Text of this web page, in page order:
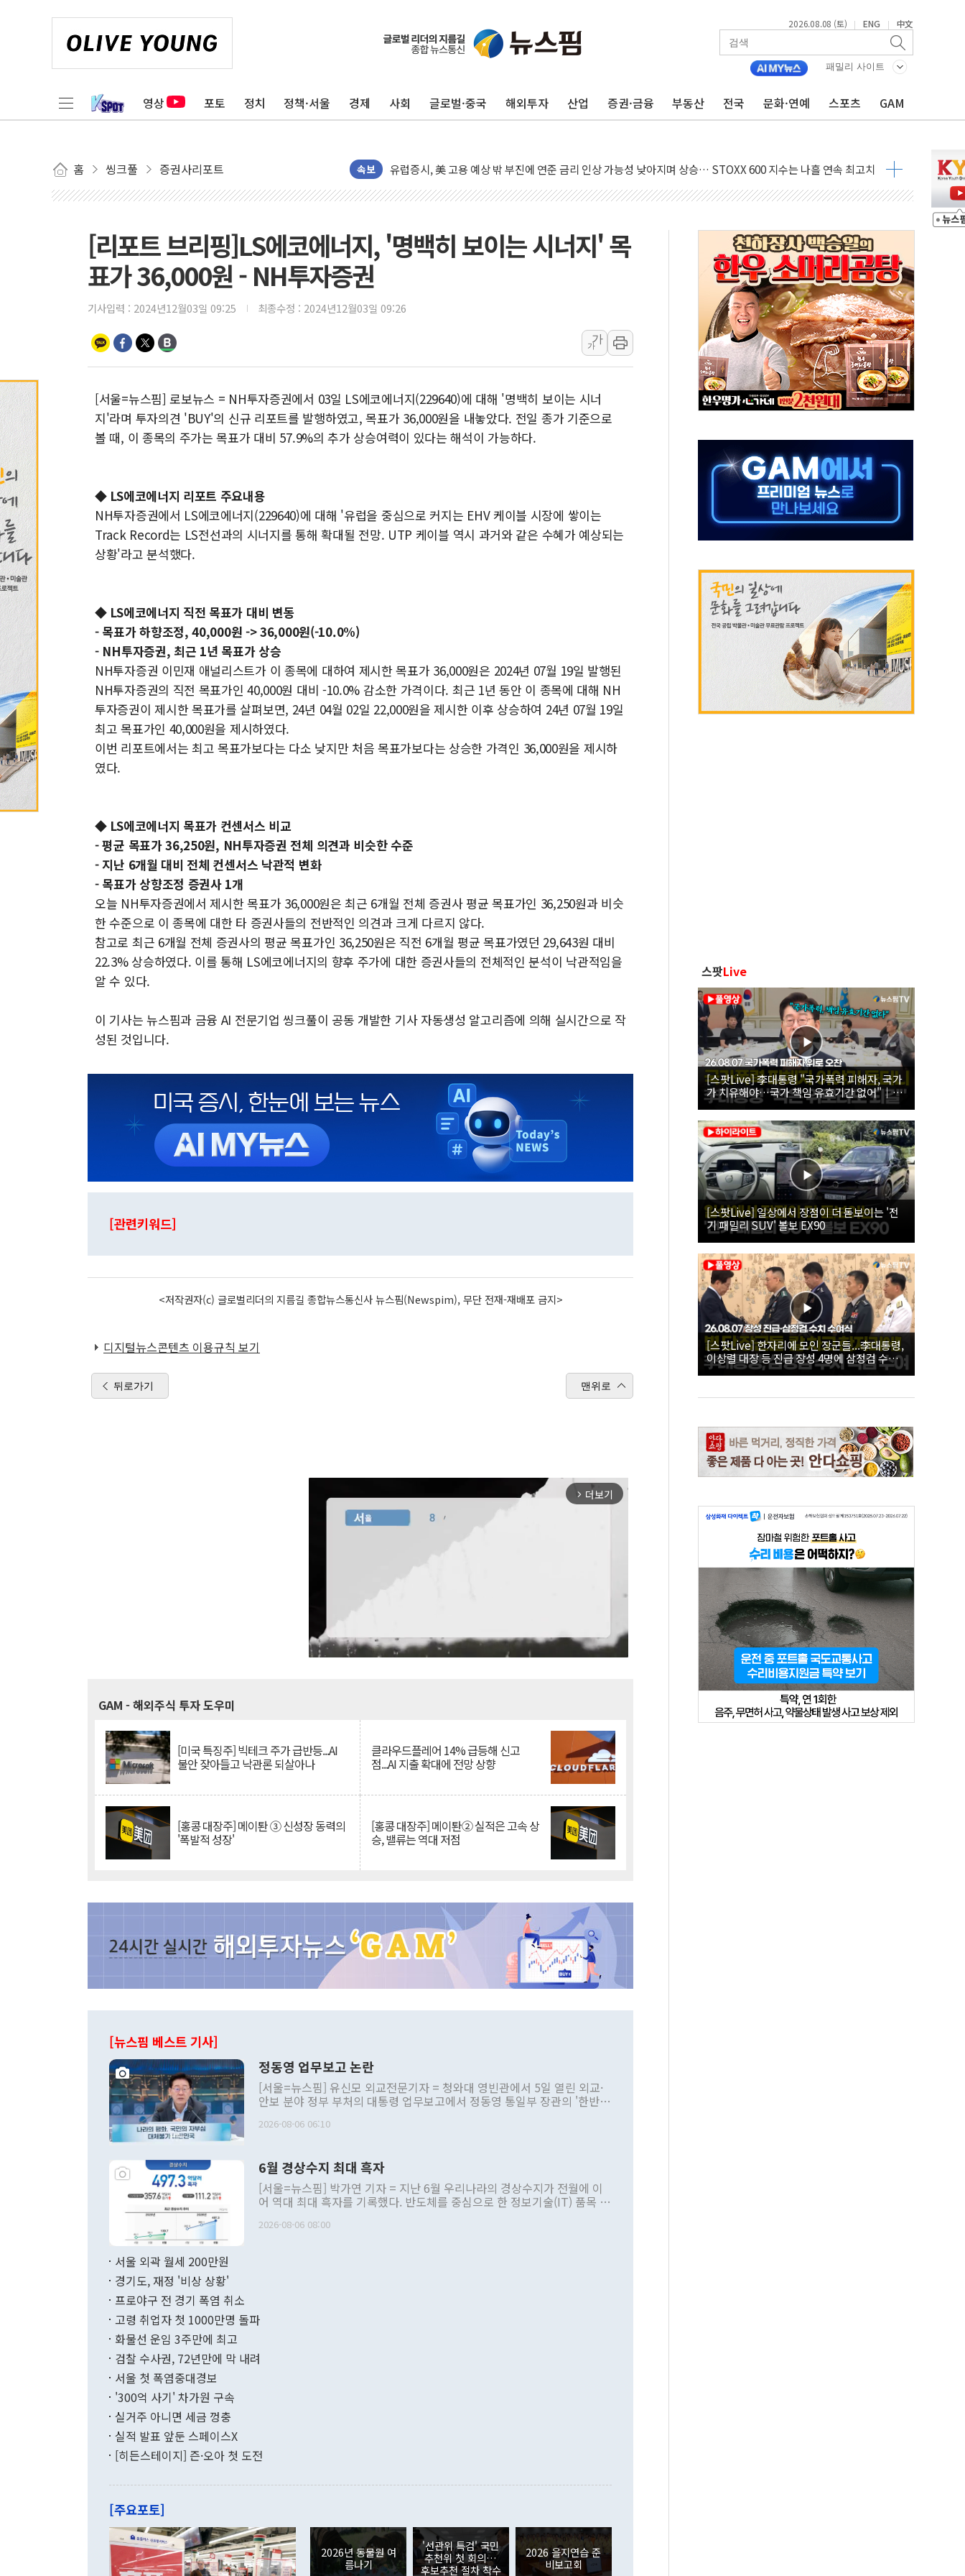
2026.08.08 (토) | ENG | 中文
패밀리 사이트
영상 포토 정치 정책·서울 경제 사회 글로벌·중국 해외투자 산업 증권·금융 부동산 전국 문화·연예 스포츠 GAM
홈 씽크풀 증권사리포트 속보
10월 보완수사권 폐지·공소청 출범…피해자들 '범죄 사각지대' 우려
뉴욕증시, 고용 쇼크에 금리 인상 우려 후퇴…S&P500 최고치
미 연준 매파 기세 꺾이나…고용 감소에 9월 동결 전망 우세
[종합] 이슬람 수니파 3국, '공동방위협정' 체결… 이스라엘·이란 위협에 맞설 자체 억지력 강화
美 항소법원, 백악관 무도회장 공사 중단 명령…트럼프 제동
이란 핵심 원유 수출항 '하르그섬', 최근 1주일 이상 '올스톱'… 美 해상봉쇄 영향
[AI MY 뉴스] 뉴욕 반도체주 프리뷰...美 고용 쇼크에 반도체주 '활짝'
뉴욕증시 프리뷰, 美 고용 쇼크에 금리 인상 우려 후퇴…나스닥 선물 1%대 상승
[종합] 美 7월 고용 2만3000명 감소 '쇼크'…9월 금리 인상 기대 후퇴
[사진] 이슬람 수니파 3개국, 공동방위협정 체결
뉴욕증시 개장 전 특징주...아틀라시안·클라우드플레어·태양광주↑ VS 트레이드데스크·웬디스↓
보훈부, 미 DPAA와 MOU… "6·25 미군 실종자 7359명 끝까지 찾겠다"
트럼프 "금리 내려야"…파월 때와 달리 워시엔 톤 낮춰
[리포트 브리핑]LS에코에너지, '명백히 보이는 시너지' 목
표가 36,000원 - NH투자증권
기사입력 : 2024년12월03일 09:25 최종수정 : 2024년12월03일 09:26
가
가
[서울=뉴스핌] 로보뉴스 = NH투자증권에서 03일 LS에코에너지(229640)에 대해 '명백히 보이는 시너
지'라며 투자의견 'BUY'의 신규 리포트를 발행하였고, 목표가 36,000원을 내놓았다. 전일 종가 기준으로
볼 때, 이 종목의 주가는 목표가 대비 57.9%의 추가 상승여력이 있다는 해석이 가능하다.
◆ LS에코에너지 리포트 주요내용
NH투자증권에서 LS에코에너지(229640)에 대해 '유럽을 중심으로 커지는 EHV 케이블 시장에 쌓이는
Track Record는 LS전선과의 시너지를 통해 확대될 전망. UTP 케이블 역시 과거와 같은 수혜가 예상되는
상황'라고 분석했다.
◆ LS에코에너지 직전 목표가 대비 변동
- 목표가 하향조정, 40,000원 -> 36,000원(-10.0%)
- NH투자증권, 최근 1년 목표가 상승
NH투자증권 이민재 애널리스트가 이 종목에 대하여 제시한 목표가 36,000원은 2024년 07월 19일 발행된
NH투자증권의 직전 목표가인 40,000원 대비 -10.0% 감소한 가격이다. 최근 1년 동안 이 종목에 대해 NH
투자증권이 제시한 목표가를 살펴보면, 24년 04월 02일 22,000원을 제시한 이후 상승하여 24년 07월 19일
최고 목표가인 40,000원을 제시하였다.
이번 리포트에서는 최고 목표가보다는 다소 낮지만 처음 목표가보다는 상승한 가격인 36,000원을 제시하
였다.
◆ LS에코에너지 목표가 컨센서스 비교
- 평균 목표가 36,250원, NH투자증권 전체 의견과 비슷한 수준
- 지난 6개월 대비 전체 컨센서스 낙관적 변화
- 목표가 상향조정 증권사 1개
오늘 NH투자증권에서 제시한 목표가 36,000원은 최근 6개월 전체 증권사 평균 목표가인 36,250원과 비슷
한 수준으로 이 종목에 대한 타 증권사들의 전반적인 의견과 크게 다르지 않다.
참고로 최근 6개월 전체 증권사의 평균 목표가인 36,250원은 직전 6개월 평균 목표가였던 29,643원 대비
22.3% 상승하였다. 이를 통해 LS에코에너지의 향후 주가에 대한 증권사들의 전체적인 분석이 낙관적임을
알 수 있다.
이 기사는 뉴스핌과 금융 AI 전문기업 씽크풀이 공동 개발한 기사 자동생성 알고리즘에 의해 실시간으로 작
성된 것입니다.
[관련키워드]
<저작권자(c) 글로벌리더의 지름길 종합뉴스통신사 뉴스핌(Newspim), 무단 전재-재배포 금지>
디지털뉴스콘텐츠 이용규칙 보기
뒤로가기 맨위로
arrow_forward_ios 더보기
GAM - 해외주식 투자 도우미
[미국 특징주] 빅테크 주가 급반등...AI
불안 잦아들고 낙관론 되살아나
클라우드플레어 14% 급등해 신고
점...AI 지출 확대에 전망 상향
[홍콩 대장주] 메이퇀 ③ 신성장 동력의
'폭발적 성장'
[홍콩 대장주] 메이퇀② 실적은 고속 상
승, 밸류는 역대 저점
[뉴스핌 베스트 기사]
정동영 업무보고 논란
[서울=뉴스핌] 유신모 외교전문기자 = 청와대 영빈관에서 5일 열린 외교·
안보 분야 정부 부처의 대통령 업무보고에서 정동영 통일부 장관의 '한반도
발언 중에는 정부 내 조율을 거치지 않은 사안을 정책으로 추진하겠다고 공
주의적 희망에 근거한 비현실적 구상'이라는 비판을 내놨다. 그동안 정 장
관의 대북 정책 관련 발언이 물의를 빚은 적은 여러 번 있지만 대통령과 유
관 부처 장관이 공개적으로 부정적 입장을 표명한 것은 이례적이다. 정 장
관의 무리한 대북 접근법과 월권을 제어해야 한다는 목소리도 높아지고 있
다. [정동영 통일부 장관이 지난달 23일 오후 서울 종로구 정부서울청사에
무너졌다고도 했다. 또 "현 시점에서 흘러간 선(先)비핵화만 되뇌는 것은
함께 4자 대화의 동력을 확보하기 위해 최선을 다할 것"이라고 말했다. 하
"우리의 선의대로 하는 게 과연 한반도의 평화와 안정에 플러스냐, 결론적
관은 업무보고 사후 브리핑에서 정 장관이 언급한 '4자 회담'에 대해 "이상
이 9월 러시아 블라디보스토크에서 열리는 '동방경제포럼(EEF)'을 언급하
며 "정부 차원에서 (참석을) 검토하고 있다"고 발언한 데 대해서도 조 장관
은 "그것은 외교부의 몫"이라며 "아직 거기까지 진도가 나가지 않았다"고
잘랐다. 정 장관이 이날 소개한 대북 구상과 설명은 정부 내 조율을 거치지
2026-08-06 06:10
6월 경상수지 최대 흑자
[서울=뉴스핌] 박가연 기자 = 지난 6월 우리나라의 경상수지가 전월에 이
어 역대 최대 흑자를 기록했다. 반도체를 중심으로 한 정보기술(IT) 품목 수
료=한국은행] 한국은행이 6일 발표한 '2026년 6월 국제수지(잠정)'에 따르
며 월간 기준 처음으로 1000억달러를 넘어섰다. 상품수입은 644억8000만
196.9% 급증했고 컴퓨터·주변기기(SSD)는 282.7% 증가했다. IT 품목
수출은 160.4% 늘었으며 비IT 품목도 ▲석유제품(47.5%) ▲화공품
기록했지만 지식재산권사용료수지는 전월 흑자에서 4억4000만달러 적자
로 전환됐다. 본원소득수지는 배당소득을 중심으로 32억7000만달러 흑자
는 배당수입이 늘어난 데다 전월 분기배당에 따른 기저효과로 배당지급이
였던 올해 3월(369억9000만달러)을 넘어선 것이다. 직접투자에서는 내국
인의 해외투자가 80억1000만달러, 외국인의 국내투자가 46억3000만달러
각각 증가했다. 증권투자에서는 외국인의 국내 주식 매도세가 이어졌다. 외
국인의 국내 주식 투자는 차익실현 매도 등의 영향으로 316억1000만달러
2026-08-06 08:00
서울 외곽 월세 200만원
경기도, 재정 '비상 상황'
프로야구 전 경기 폭염 취소
고령 취업자 첫 1000만명 돌파
화물선 운임 3주만에 최고
검찰 수사권, 72년만에 막 내려
서울 첫 폭염중대경보
'300억 사기' 차가원 구속
실거주 아니면 세금 껑충
실적 발표 앞둔 스페이스X
[히든스테이지] 즌·오아 첫 도전
[주요포토]
2026년 동물원 여
름나기
'선관위 특검' 국민
추천위 첫 회의…
후보추천 절차 착수
2026 을지연습 준
비보고회
스팟Live
[스팟Live] 李대통령 "국가폭력 피해자, 국가
가 치유해야…국가 책임 유효기간 없어"｜
26.08.07 국가폭력 피해자 위로 오찬
[스팟Live] 일상에서 장점이 더 돋보이는 '전
기 패밀리 SUV' 볼보 EX90
[스팟Live] 한자리에 모인 장군들...李대통령,
이상렬 대장 등 진급 장성 4명에 삼정검 수치
직접 수여｜26.08.07 장성 진급·삼정검 수치